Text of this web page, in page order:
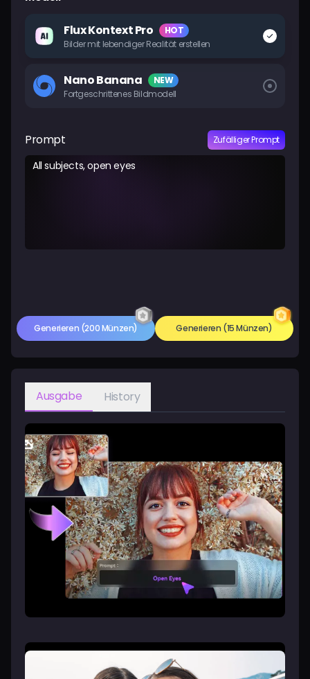
Flux Kontext Pro
HOT
Bilder mit lebendiger Realität erstellen
Nano Banana
NEW
Fortgeschrittenes Bildmodell
Prompt Zufälliger Prompt
Generieren (200 Münzen) Generieren (15 Münzen)
Ausgabe History